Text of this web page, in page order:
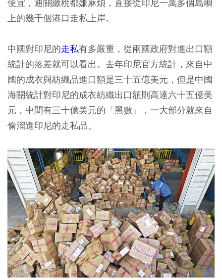
便宜，通關繳稅都嫌麻煩，直接從印尼一萬多個島嶼
上的幾千個港口走私上岸。
中國對印尼的走私有多嚴重，從兩國政府對進出口額
統計的落差就可以看出。去年印尼官方統計，來自中
國的成衣與紡織品進口額是三十五億美元，但是中國
海關統計對印尼的成衣紡織出口額則高達六十五億美
元，中間有三十億美元的「黑數」，一大部分就來自
偷溜進印尼的走私品。